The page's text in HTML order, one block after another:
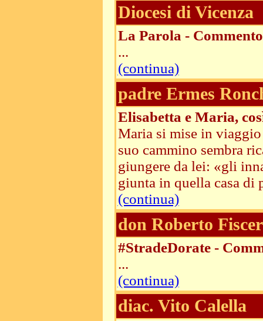
Diocesi di Vicenza
La Parola -
...
(continua)
padre Ermes
Elisabetta e Maria,
Maria si mise in
suo cammino sembra
giungere da lei: «gli
giunta in quella casa di
(continua)
don Roberto Fiscer
#StradeDorate -
...
(continua)
diac. Vito Calella